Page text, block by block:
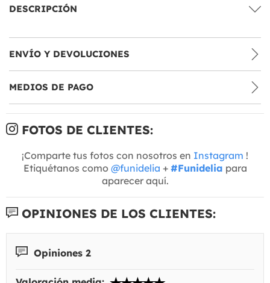
DESCRIPCIÓN
ENVÍO Y DEVOLUCIONES
MEDIOS DE PAGO
FOTOS DE CLIENTES:
¡Comparte tus fotos con nosotros en Instagram !
Etiquétanos como @funidelia + #Funidelia para
aparecer aquí.
OPINIONES DE LOS CLIENTES:
Opiniones 2